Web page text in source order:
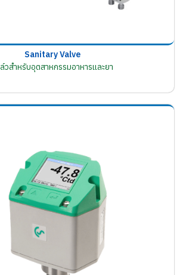
Sanitary Valve
วสำหรับอุตสาหกรรมอาหารและยา